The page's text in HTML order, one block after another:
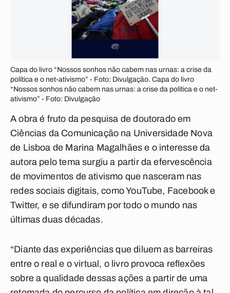
Capa do livro “Nossos sonhos não cabem nas urnas: a crise da
política e o net-ativismo” - Foto: Divulgação. Capa do livro
“Nossos sonhos não cabem nas urnas: a crise da política e o net-
ativismo” - Foto: Divulgação
A obra é fruto da pesquisa de doutorado em
Ciências da Comunicação na Universidade Nova
de Lisboa de Marina Magalhães e o interesse da
autora pelo tema surgiu a partir da efervescência
de movimentos de ativismo que nasceram nas
redes sociais digitais, como YouTube, Facebook e
Twitter, e se difundiram por todo o mundo nas
últimas duas décadas.
“Diante das experiências que diluem as barreiras
entre o real e o virtual, o livro provoca reflexões
sobre a qualidade dessas ações a partir de uma